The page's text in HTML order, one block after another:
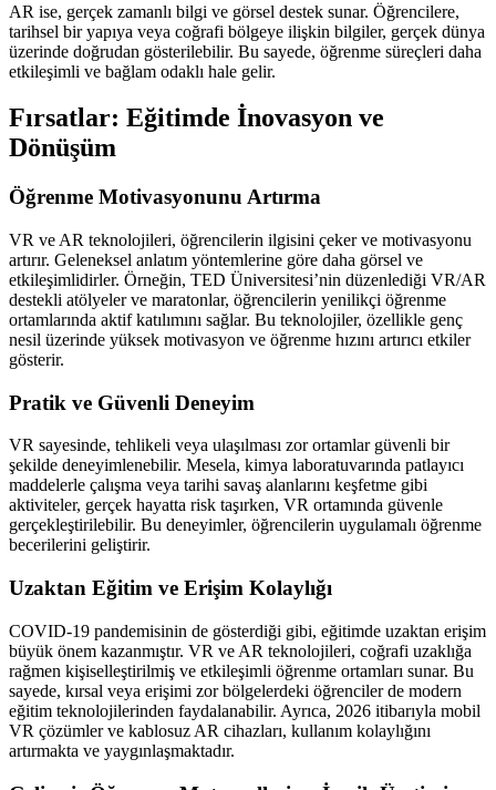
AR ise, gerçek zamanlı bilgi ve görsel destek sunar. Öğrencilere,
tarihsel bir yapıya veya coğrafi bölgeye ilişkin bilgiler, gerçek dünya
üzerinde doğrudan gösterilebilir. Bu sayede, öğrenme süreçleri daha
etkileşimli ve bağlam odaklı hale gelir.
Fırsatlar: Eğitimde İnovasyon ve
Dönüşüm
Öğrenme Motivasyonunu Artırma
VR ve AR teknolojileri, öğrencilerin ilgisini çeker ve motivasyonu
artırır. Geleneksel anlatım yöntemlerine göre daha görsel ve
etkileşimlidirler. Örneğin, TED Üniversitesi’nin düzenlediği VR/AR
destekli atölyeler ve maratonlar, öğrencilerin yenilikçi öğrenme
ortamlarında aktif katılımını sağlar. Bu teknolojiler, özellikle genç
nesil üzerinde yüksek motivasyon ve öğrenme hızını artırıcı etkiler
gösterir.
Pratik ve Güvenli Deneyim
VR sayesinde, tehlikeli veya ulaşılması zor ortamlar güvenli bir
şekilde deneyimlenebilir. Mesela, kimya laboratuvarında patlayıcı
maddelerle çalışma veya tarihi savaş alanlarını keşfetme gibi
aktiviteler, gerçek hayatta risk taşırken, VR ortamında güvenle
gerçekleştirilebilir. Bu deneyimler, öğrencilerin uygulamalı öğrenme
becerilerini geliştirir.
Uzaktan Eğitim ve Erişim Kolaylığı
COVID-19 pandemisinin de gösterdiği gibi, eğitimde uzaktan erişim
büyük önem kazanmıştır. VR ve AR teknolojileri, coğrafi uzaklığa
rağmen kişiselleştirilmiş ve etkileşimli öğrenme ortamları sunar. Bu
sayede, kırsal veya erişimi zor bölgelerdeki öğrenciler de modern
eğitim teknolojilerinden faydalanabilir. Ayrıca, 2026 itibarıyla mobil
VR çözümler ve kablosuz AR cihazları, kullanım kolaylığını
artırmakta ve yaygınlaşmaktadır.